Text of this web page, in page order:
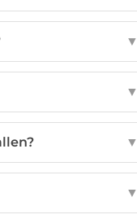
▼
▼
▼
▼